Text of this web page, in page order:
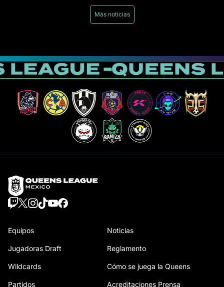
Más noticias
Equipos
Jugadoras Draft
Wildcards
Partidos
Noticias
Reglamento
Cómo se juega la Queens
Acreditaciones Prensa